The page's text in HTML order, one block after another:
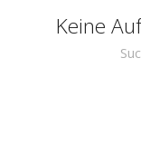
Keine